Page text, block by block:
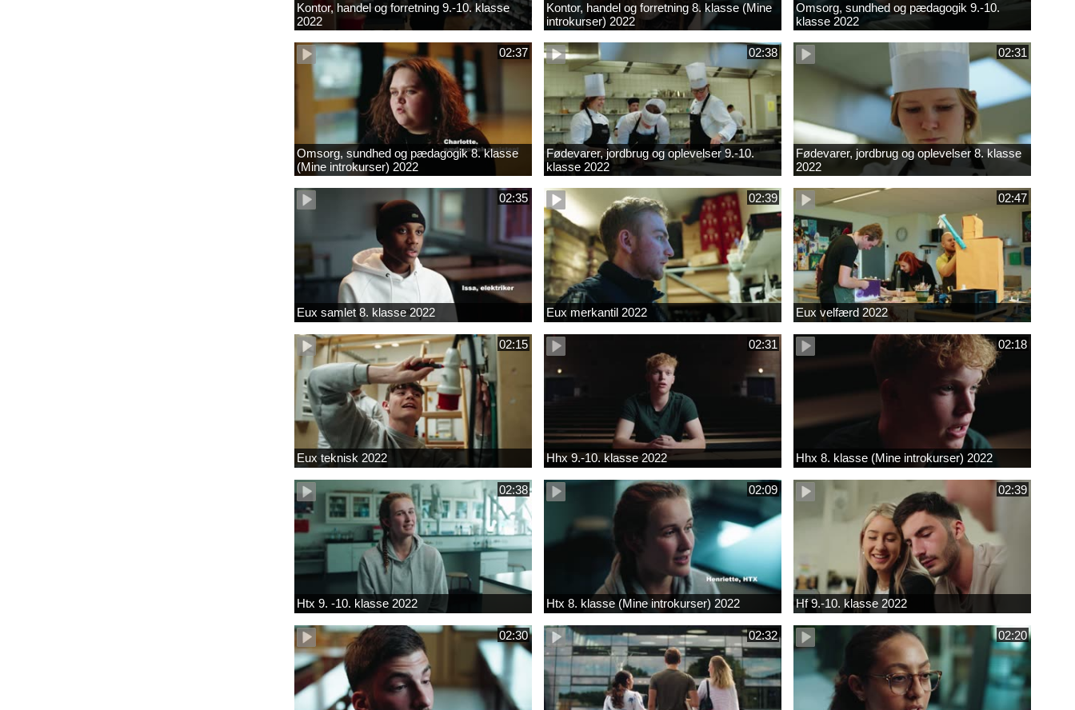
Kontor, handel og forretning 9.-10. klasse
2022
Kontor, handel og forretning 8. klasse (Mine
introkurser) 2022
Omsorg, sundhed og pædagogik 9.-10.
klasse 2022
02:37
Omsorg, sundhed og pædagogik 8. klasse
(Mine introkurser) 2022
02:38
Fødevarer, jordbrug og oplevelser 9.-10.
klasse 2022
02:31
Fødevarer, jordbrug og oplevelser 8. klasse
2022
02:35
Eux samlet 8. klasse 2022
02:39
Eux merkantil 2022
02:47
Eux velfærd 2022
02:15
Eux teknisk 2022
02:31
Hhx 9.-10. klasse 2022
02:18
Hhx 8. klasse (Mine introkurser) 2022
02:38
Htx 9. -10. klasse 2022
02:09
Htx 8. klasse (Mine introkurser) 2022
02:39
Hf 9.-10. klasse 2022
02:30 02:32 02:20